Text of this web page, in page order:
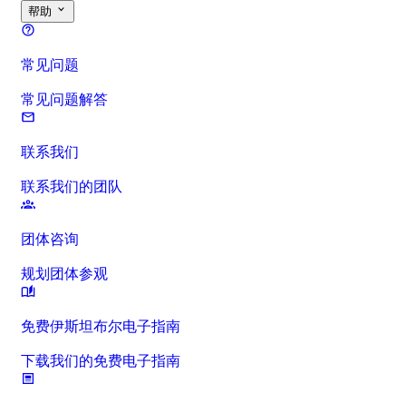
帮助
常见问题
常见问题解答
联系我们
联系我们的团队
团体咨询
规划团体参观
免费伊斯坦布尔电子指南
下载我们的免费电子指南